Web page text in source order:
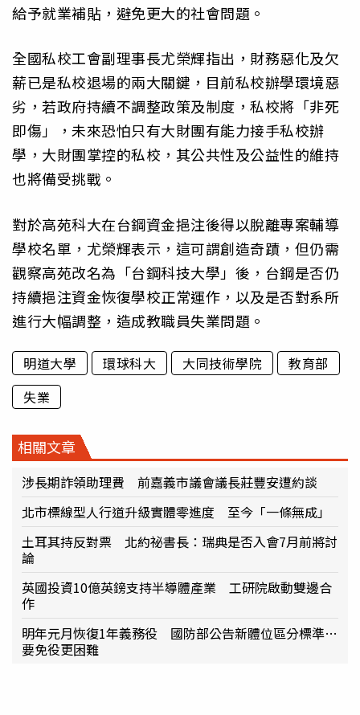
給予就業補貼，避免更大的社會問題。
全國私校工會副理事長尤榮輝指出，財務惡化及欠
薪已是私校退場的兩大關鍵，目前私校辦學環境惡
劣，若政府持續不調整政策及制度，私校將「非死
即傷」，未來恐怕只有大財團有能力接手私校辦
學，大財團掌控的私校，其公共性及公益性的維持
也將備受挑戰。
對於高苑科大在台鋼資金挹注後得以脫離專案輔導
學校名單，尤榮輝表示，這可謂創造奇蹟，但仍需
觀察高苑改名為「台鋼科技大學」後，台鋼是否仍
持續挹注資金恢復學校正常運作，以及是否對系所
進行大幅調整，造成教職員失業問題。
明道大學 環球科大 大同技術學院
教育部
失業
相關文章
涉長期詐領助理費 前嘉義市議會議長莊豐安遭約談
北市標線型人行道升級實體零進度 至今「一條無成」
土耳其持反對票 北約祕書長：瑞典是否入會7月前將討
論
英國投資10億英鎊支持半導體產業 工研院啟動雙邊合
作
明年元月恢復1年義務役 國防部公告新體位區分標準…
要免役更困難